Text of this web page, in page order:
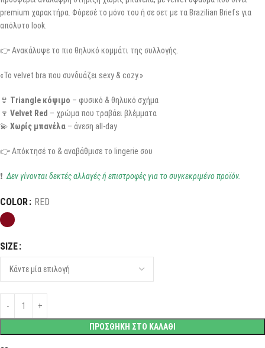
premium χαρακτήρα. Φόρεσέ το μόνο του ή σε σετ με τα Brazilian Briefs για
απόλυτο look.
👉 Ανακάλυψε το πιο θηλυκό κομμάτι της συλλογής.
«Το velvet bra που συνδυάζει sexy & cozy.»
👙 Triangle κόψιμο – φυσικό & θηλυκό σχήμα
🍷 Velvet Red – χρώμα που τραβάει βλέμματα
💫 Χωρίς μπανέλα – άνεση all-day
👉 Απόκτησέ το & αναβάθμισε το lingerie σου
❗ Δεν γίνονται δεκτές αλλαγές ή επιστροφές για το συγκεκριμένο προϊόν.
COLOR RED
SIZE
ΠΡΟΣΘΗΚΗ ΣΤΟ ΚΑΛΑΘΙ